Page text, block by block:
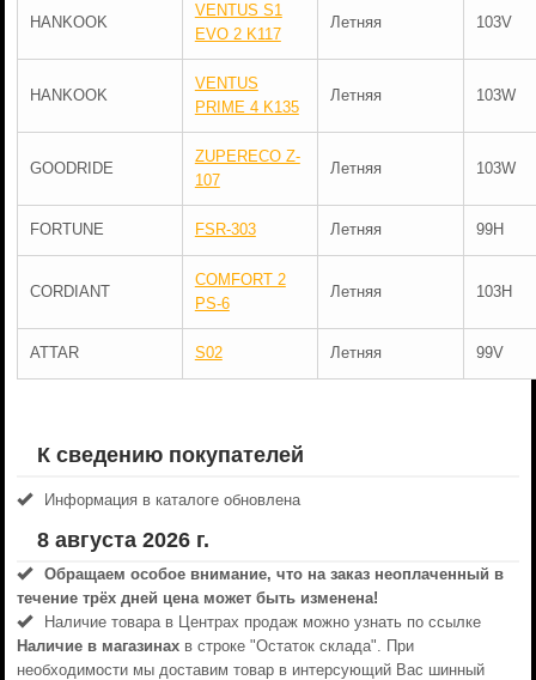
HANKOOK
VENTUS S1
EVO 2 K117
Летняя 103V
HANKOOK
VENTUS
PRIME 4 K135
Летняя 103W
GOODRIDE
ZUPERECO Z-
107
Летняя 103W
FORTUNE FSR-303 Летняя 99H
CORDIANT
COMFORT 2
PS-6
Летняя 103H
ATTAR S02 Летняя 99V
К сведению покупателей
Информация в каталоге обновлена
8 августа 2026 г.
Обращаем особое внимание, что на заказ неоплаченный в
течениe трёх дней цена может быть изменена!
Наличие товара в Центрах продаж можно узнать по ссылке
Наличие в магазинахв строке "Остаток склада". При
необходимости мы доставим товар в интерсующий Вас шинный